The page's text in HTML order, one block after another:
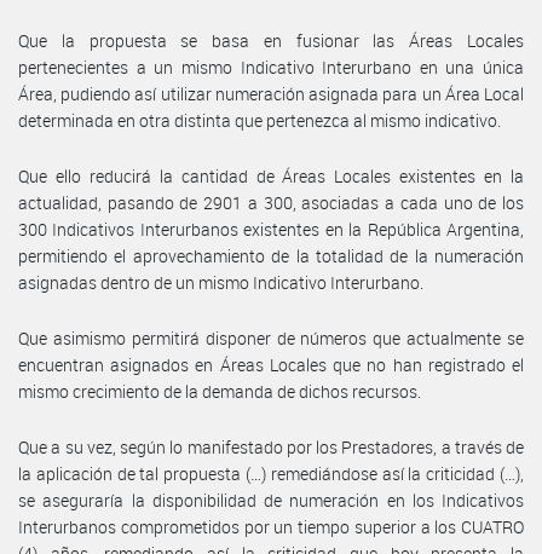
Que la propuesta se basa en fusionar las Áreas Locales
pertenecientes a un mismo Indicativo Interurbano en una única
Área, pudiendo así utilizar numeración asignada para un Área Local
determinada en otra distinta que pertenezca al mismo indicativo.
Que ello reducirá la cantidad de Áreas Locales existentes en la
actualidad, pasando de 2901 a 300, asociadas a cada uno de los
300 Indicativos Interurbanos existentes en la República Argentina,
permitiendo el aprovechamiento de la totalidad de la numeración
asignadas dentro de un mismo Indicativo Interurbano.
Que asimismo permitirá disponer de números que actualmente se
encuentran asignados en Áreas Locales que no han registrado el
mismo crecimiento de la demanda de dichos recursos.
Que a su vez, según lo manifestado por los Prestadores, a través de
la aplicación de tal propuesta (…) remediándose así la criticidad (…),
se aseguraría la disponibilidad de numeración en los Indicativos
Interurbanos comprometidos por un tiempo superior a los CUATRO